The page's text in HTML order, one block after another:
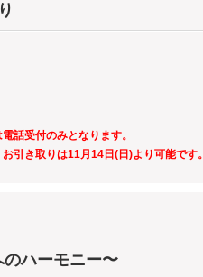
話受付のみとなります。
引き取りは11月14日(日)より可能です。
ハーモニー〜